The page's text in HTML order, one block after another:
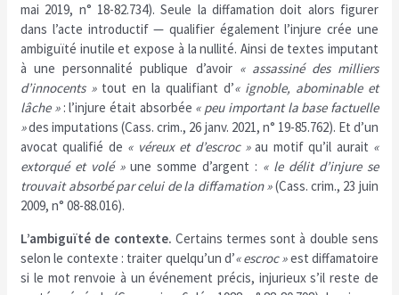
mai 2019, n° 18-82.734). Seule la diffamation doit alors figurer
dans l’acte introductif — qualifier également l’injure crée une
ambiguïté inutile et expose à la nullité. Ainsi de textes imputant
à une personnalité publique d’avoir « assassiné des milliers
d’innocents »tout en la qualifiant d’« ignoble, abominable et
lâche »: l’injure était absorbée « peu important la base factuelle
»des imputations (Cass. crim., 26 janv. 2021, n° 19-85.762). Et d’un
avocat qualifié de « véreux et d’escroc »au motif qu’il aurait «
extorqué et volé »une somme d’argent : « le délit d’injure se
trouvait absorbé par celui de la diffamation »(Cass. crim., 23 juin
2009, n° 08-88.016).
L’ambiguïté de contexte. Certains termes sont à double sens
selon le contexte : traiter quelqu’un d’« escroc »est diffamatoire
si le mot renvoie à un événement précis, injurieux s’il reste de